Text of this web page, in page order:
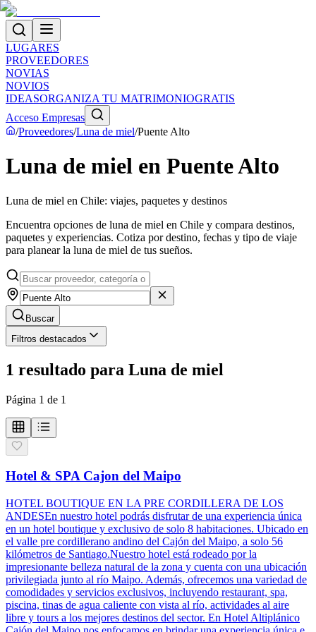
LUGARES
PROVEEDORES
NOVIAS
NOVIOS
IDEASORGANIZA TU MATRIMONIOGRATIS
Acceso Empresas
/Proveedores/Luna de miel/Puente Alto
Luna de miel en Puente Alto
Luna de miel en Chile: viajes, paquetes y destinos
Encuentra opciones de luna de miel en Chile y compara destinos,
paquetes y experiencias. Cotiza por destino, fechas y tipo de viaje
para planear la luna de miel de tus sueños.
Buscar
Filtros destacados
1 resultado para Luna de miel
Página 1 de 1
Hotel & SPA Cajon del Maipo
HOTEL BOUTIQUE EN LA PRE CORDILLERA DE LOS
ANDESEn nuestro hotel podrás disfrutar de una experiencia única
en un hotel boutique y exclusivo de solo 8 habitaciones. Ubicado en
el valle pre cordillerano andino del Cajón del Maipo, a solo 56
kilómetros de Santiago.Nuestro hotel está rodeado por la
impresionante belleza natural de la zona y cuenta con una ubicación
privilegiada junto al río Maipo. Además, ofrecemos una variedad de
comodidades y servicios exclusivos, incluyendo restaurant, spa,
piscina, tinas de agua caliente con vista al río, actividades al aire
libre y tours a los mejores destinos del sector. En Hotel Altiplánico